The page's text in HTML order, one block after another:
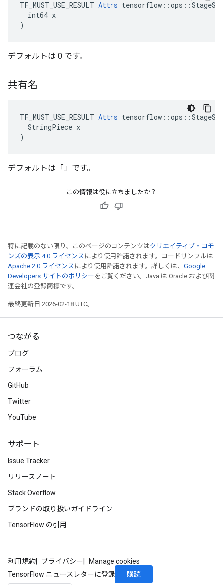
TF_MUST_USE_RESULT Attrs
  int64 x
)
デフォルトは 0 です。
共有名
TF_MUST_USE_RESULT Attrs
  StringPiece x
)
デフォルトは「」です。
この情報は役に立ちましたか？
特に記載のない限り、このページのコンテンツはクリエイティブ・コモ
ンズの表示 4.0 ライセンス により使用許諾されます。コードサンプルは
Apache 2.0 ライセンス により使用許諾されます。詳しくは、 Google
Developers サイトのポリシー をご覧ください。Java は Oracle および関
連会社の登録商標です。
最終更新日 2026-02-18 UTC。
つながる
ブログ
フォーラム
GitHub
Twitter
YouTube
サポート
Issue Tracker
リリースノート
Stack Overflow
ブランドの取り扱いガイドライン
TensorFlow の引用
利用規約 プライバシー
Manage cookies
TensorFlow ニュースレターに登録
購読